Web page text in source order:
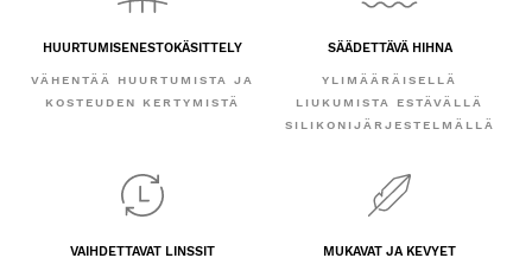
HUURTUMISENESTOKÄSITTELY
VÄHENTÄÄ HUURTUMISTA JA
KOSTEUDEN KERTYMISTÄ
SÄÄDETTÄVÄ HIHNA
YLIMÄÄRÄISELLÄ
LIUKUMISTA ESTÄVÄLLÄ
SILIKONIJÄRJESTELMÄLLÄ
VAIHDETTAVAT LINSSIT MUKAVAT JA KEVYET